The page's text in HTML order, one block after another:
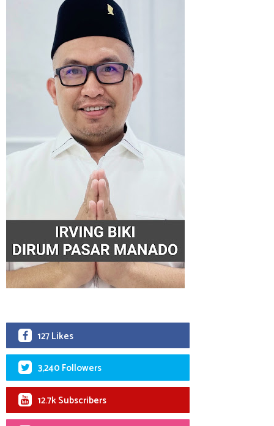
127 Likes
3,240 Followers
12.7k Subscribers